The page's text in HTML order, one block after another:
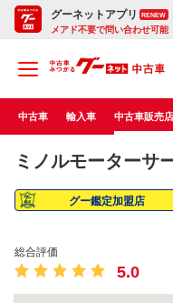
グーネットアプリ RENEW
メアド不要で問い合わせ可能
中古車 輸入車 中古車販売店
ミノルモーターサ
グー鑑定加盟店
総合評価
5.0